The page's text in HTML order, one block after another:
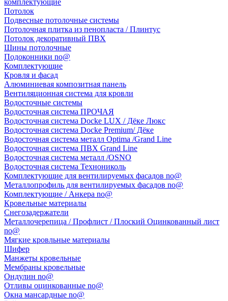
комплектующие
Потолок
Подвесные потолочные системы
Потолочная плитка из пенопласта / Плинтус
Потолок декоративный ПВХ
Шины потолочные
Подоконники no@
Комплектующие
Кровля и фасад
Алюминиевая композитная панель
Вентиляционная система для кровли
Водосточные системы
Водосточная система ПРОЧАЯ
Водосточная система Docke LUX / Дёке Люкс
Водосточная система Docke Premium/ Дёке
Водосточная система металл Optima /Grand Line
Водосточная система ПВХ Grand Line
Водосточная система металл /OSNO
Водосточная система Технониколь
Комплектующие для вентилируемых фасадов no@
Металлопрофиль для вентилируемых фасадов no@
Комплектующие / Анкера no@
Кровельные материалы
Снегозадержатели
Металлочерепица / Профлист / Плоский Оцинкованный лист
no@
Мягкие кровльные материалы
Шифер
Манжеты кровельные
Мембраны кровельные
Ондулин no@
Отливы оцинкованные no@
Окна мансардные no@